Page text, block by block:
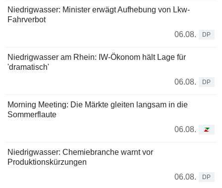
Niedrigwasser: Minister erwägt Aufhebung von Lkw-
Fahrverbot
06.08.
DP
Niedrigwasser am Rhein: IW-Ökonom hält Lage für
'dramatisch'
06.08.
DP
Morning Meeting: Die Märkte gleiten langsam in die
Sommerflaute
06.08.
Niedrigwasser: Chemiebranche warnt vor
Produktionskürzungen
06.08.
DP